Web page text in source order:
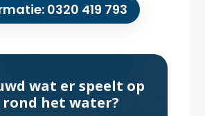
0320 419 793
wat er speelt op
rond het water?